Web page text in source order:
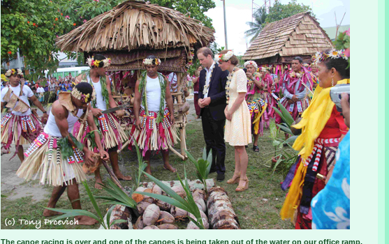
The canoe racing is over and one of the canoes is being taken out of the water on our office ramp.